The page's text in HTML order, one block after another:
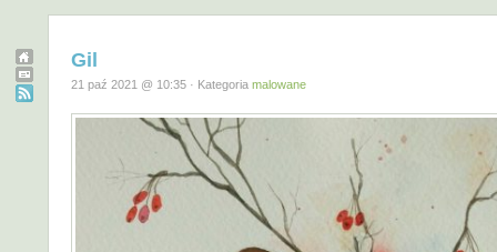
Gil
21 paź 2021 @ 10:35 · Kategoria malowane